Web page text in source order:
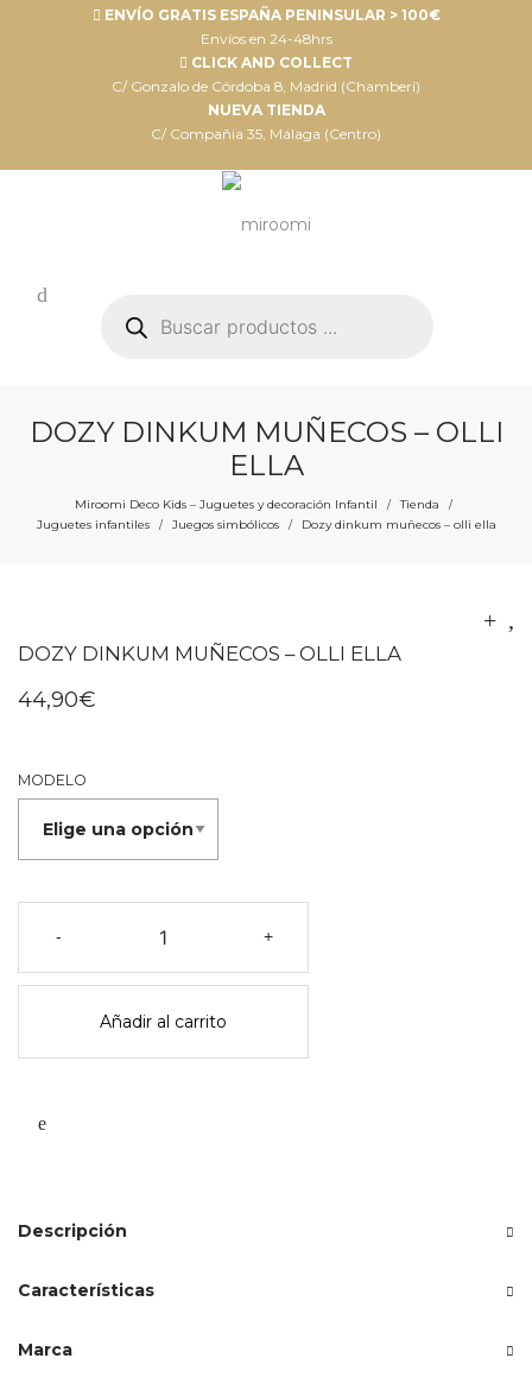
ENVÍO GRATIS ESPAÑA PENINSULAR > 100€
Envíos en 24-48hrs
CLICK AND COLLECT
C/ Gonzalo de Córdoba 8, Madrid (Chamberí)
NUEVA TIENDA
C/ Compañia 35, Málaga (Centro)
productos
DOZY DINKUM MUÑECOS – OLLI
ELLA
Miroomi Deco Kids – Juguetes y decoración Infantil / Tienda /
Juguetes infantiles / Juegos simbólicos / Dozy dinkum muñecos – olli ella
DOZY DINKUM MUÑECOS – OLLI ELLA
44,90€
MODELO
-
dinkum
muñecos
ella
+
Añadir al carrito
Descripción
Características
Marca